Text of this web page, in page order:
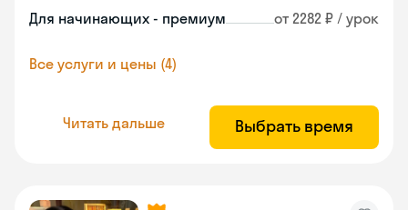
Для начинающих - премиум от 2282 ₽ / урок
Все услуги и цены (4)
Читать дальше Выбрать время